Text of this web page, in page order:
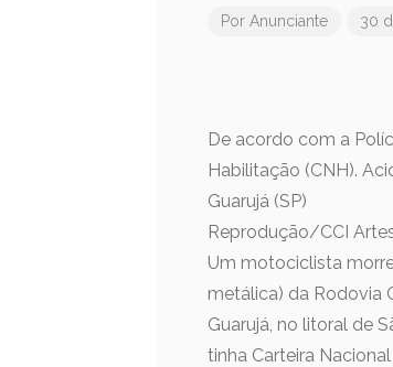
Por Anunciante 30
De acordo com a
Habilitação (CNH).
Guarujá (SP)
Reprodução/CCI
Um motociclista
metálica) da Rodovia
Guarujá, no litoral de
tinha Carteira